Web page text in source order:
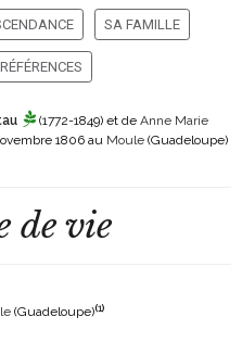
SA FAMILLE
(1772-1849) et de Anne Marie
1806 au Moule (Guadeloupe)
de vie
(Guadeloupe)(1)